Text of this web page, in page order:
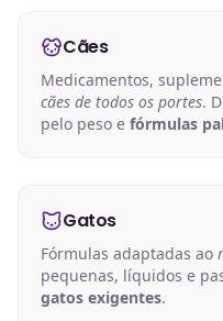
Cães
Medicamentos,
cães de todos os portes.
pelo peso e fórmulas
Gatos
Fórmulas adaptadas ao
pequenas, líquidos e
gatos exigentes.